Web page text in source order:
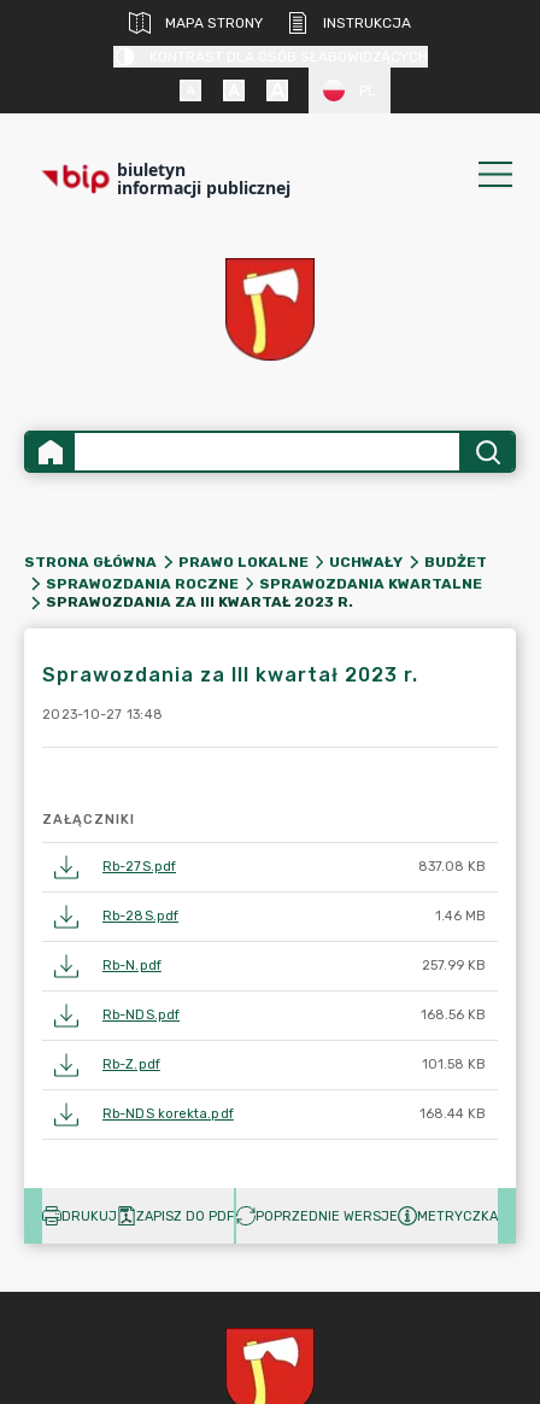
MAPA STRONY
INSTRUKCJA
biuletyn
informacji publicznej
STRONA GŁÓWNA PRAWO LOKALNE UCHWAŁY
BUDŻET
SPRAWOZDANIA ROCZNE
SPRAWOZDANIA KWARTALNE
SPRAWOZDANIA ZA III KWARTAŁ 2023 R.
Sprawozdania za III kwartał 2023 r.
2023-10-27 13:48
ZAŁĄCZNIKI
Rb-27S.pdf 837.08 KB
Rb-28S.pdf 1.46 MB
Rb-N.pdf 257.99 KB
Rb-NDS.pdf 168.56 KB
Rb-Z.pdf 101.58 KB
Rb-NDS korekta.pdf 168.44 KB
DRUKUJ ZAPISZ DO PDF POPRZEDNIE WERSJE METRYCZKA